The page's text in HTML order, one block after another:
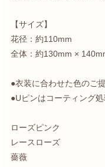
【サイズ】
花径：約110mm
全体：約130mm ×
●衣装に合わせた色のご
●Uピンはコーティング
ローズピンク
レースローズ
薔薇